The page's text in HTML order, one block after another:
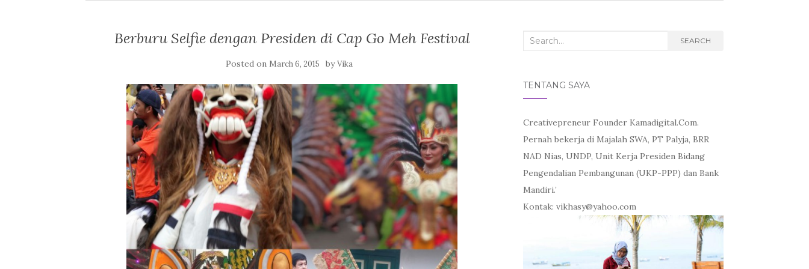
Berburu Selfie dengan Presiden di Cap Go Meh Festival
Posted on March 6, 2015 byVika
Search
SEARCH
TENTANG SAYA
Creativepreneur Founder Kamadigital.Com.
Pernah bekerja di Majalah SWA, PT Palyja, BRR
NAD Nias, UNDP, Unit Kerja Presiden Bidang
Pengendalian Pembangunan (UKP-PPP) dan Bank
Mandiri.’
Kontak: vikhasy@yahoo.com